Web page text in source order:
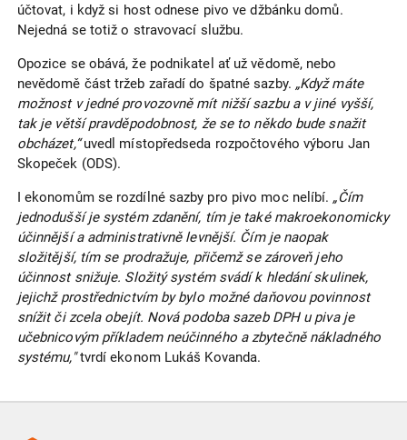
účtovat, i když si host odnese pivo ve džbánku domů.
Nejedná se totiž o stravovací službu.
Opozice se obává, že podnikatel ať už vědomě, nebo
nevědomě část tržeb zařadí do špatné sazby. „Když máte
možnost v jedné provozovně mít nižší sazbu a v jiné vyšší,
tak je větší pravděpodobnost, že se to někdo bude snažit
obcházet,“uvedl místopředseda rozpočtového výboru Jan
Skopeček (ODS).
I ekonomům se rozdílné sazby pro pivo moc nelíbí. „Čím
jednodušší je systém zdanění, tím je také makroekonomicky
účinnější a administrativně levnější. Čím je naopak
složitější, tím se prodražuje, přičemž se zároveň jeho
účinnost snižuje. Složitý systém svádí k hledání skulinek,
jejichž prostřednictvím by bylo možné daňovou povinnost
snížit či zcela obejít. Nová podoba sazeb DPH u piva je
učebnicovým příkladem neúčinného a zbytečně nákladného
systému,"tvrdí ekonom Lukáš Kovanda.